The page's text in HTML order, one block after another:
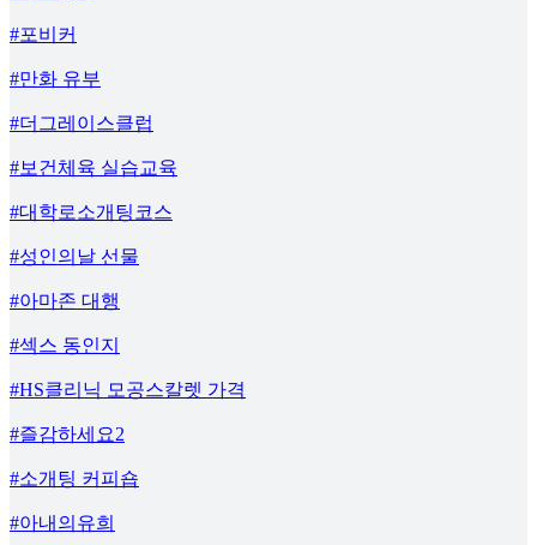
#포비커
#만화 유부
#더그레이스클럽
#보건체육 실습교육
#대학로소개팅코스
#성인의날 선물
#아마존 대행
#섹스 동인지
#HS클리닉 모공스칼렛 가격
#즐감하세요2
#소개팅 커피숍
#아내의유희